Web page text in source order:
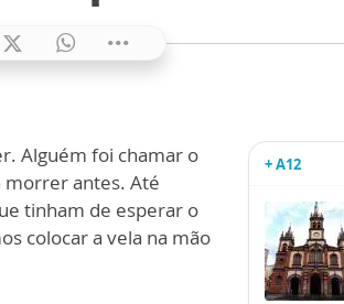
Alguém foi chamar o
morrer antes. Até
tinham de esperar o
colocar a vela na mão
+ A12